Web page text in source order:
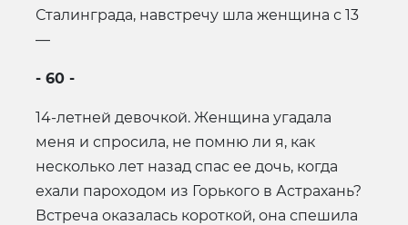
Сталинграда, навстречу шла женщина с 13
—
- 60 -
14-летней девочкой. Женщина угадала
меня и спросила, не помню ли я, как
несколько лет назад спас ее дочь, когда
ехали пароходом из Горького в Астрахань?
Встреча оказалась короткой, она спешила